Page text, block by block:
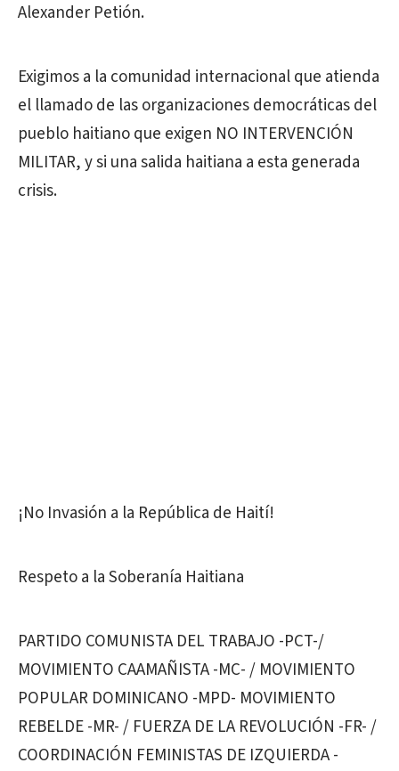
Alexander Petión.
Exigimos a la comunidad internacional que atienda
el llamado de las organizaciones democráticas del
pueblo haitiano que exigen NO INTERVENCIÓN
MILITAR, y si una salida haitiana a esta generada
crisis.
¡No Invasión a la República de Haití!
Respeto a la Soberanía Haitiana
PARTIDO COMUNISTA DEL TRABAJO -PCT-/
MOVIMIENTO CAAMAÑISTA -MC- / MOVIMIENTO
POPULAR DOMINICANO -MPD- MOVIMIENTO
REBELDE -MR- / FUERZA DE LA REVOLUCIÓN -FR- /
COORDINACIÓN FEMINISTAS DE IZQUIERDA -